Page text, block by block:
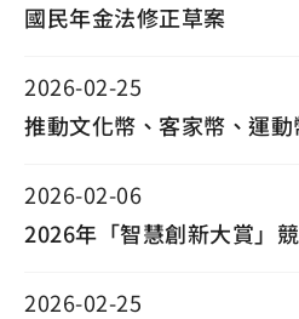
國民年金法修正草案
2026-02-25
推動文化幣、客家幣、運動
2026-02-06
2026年「智慧創新大賞」
2026-02-25